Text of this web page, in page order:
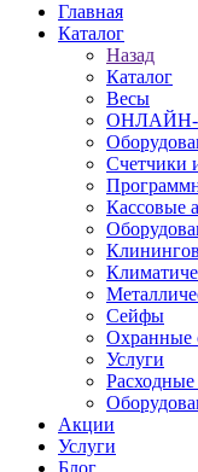
Главная
Каталог
Назад
Каталог
Весы
Счетчики
Кассовые
Сейфы
Охранные
Услуги
Акции
Услуги
Блог